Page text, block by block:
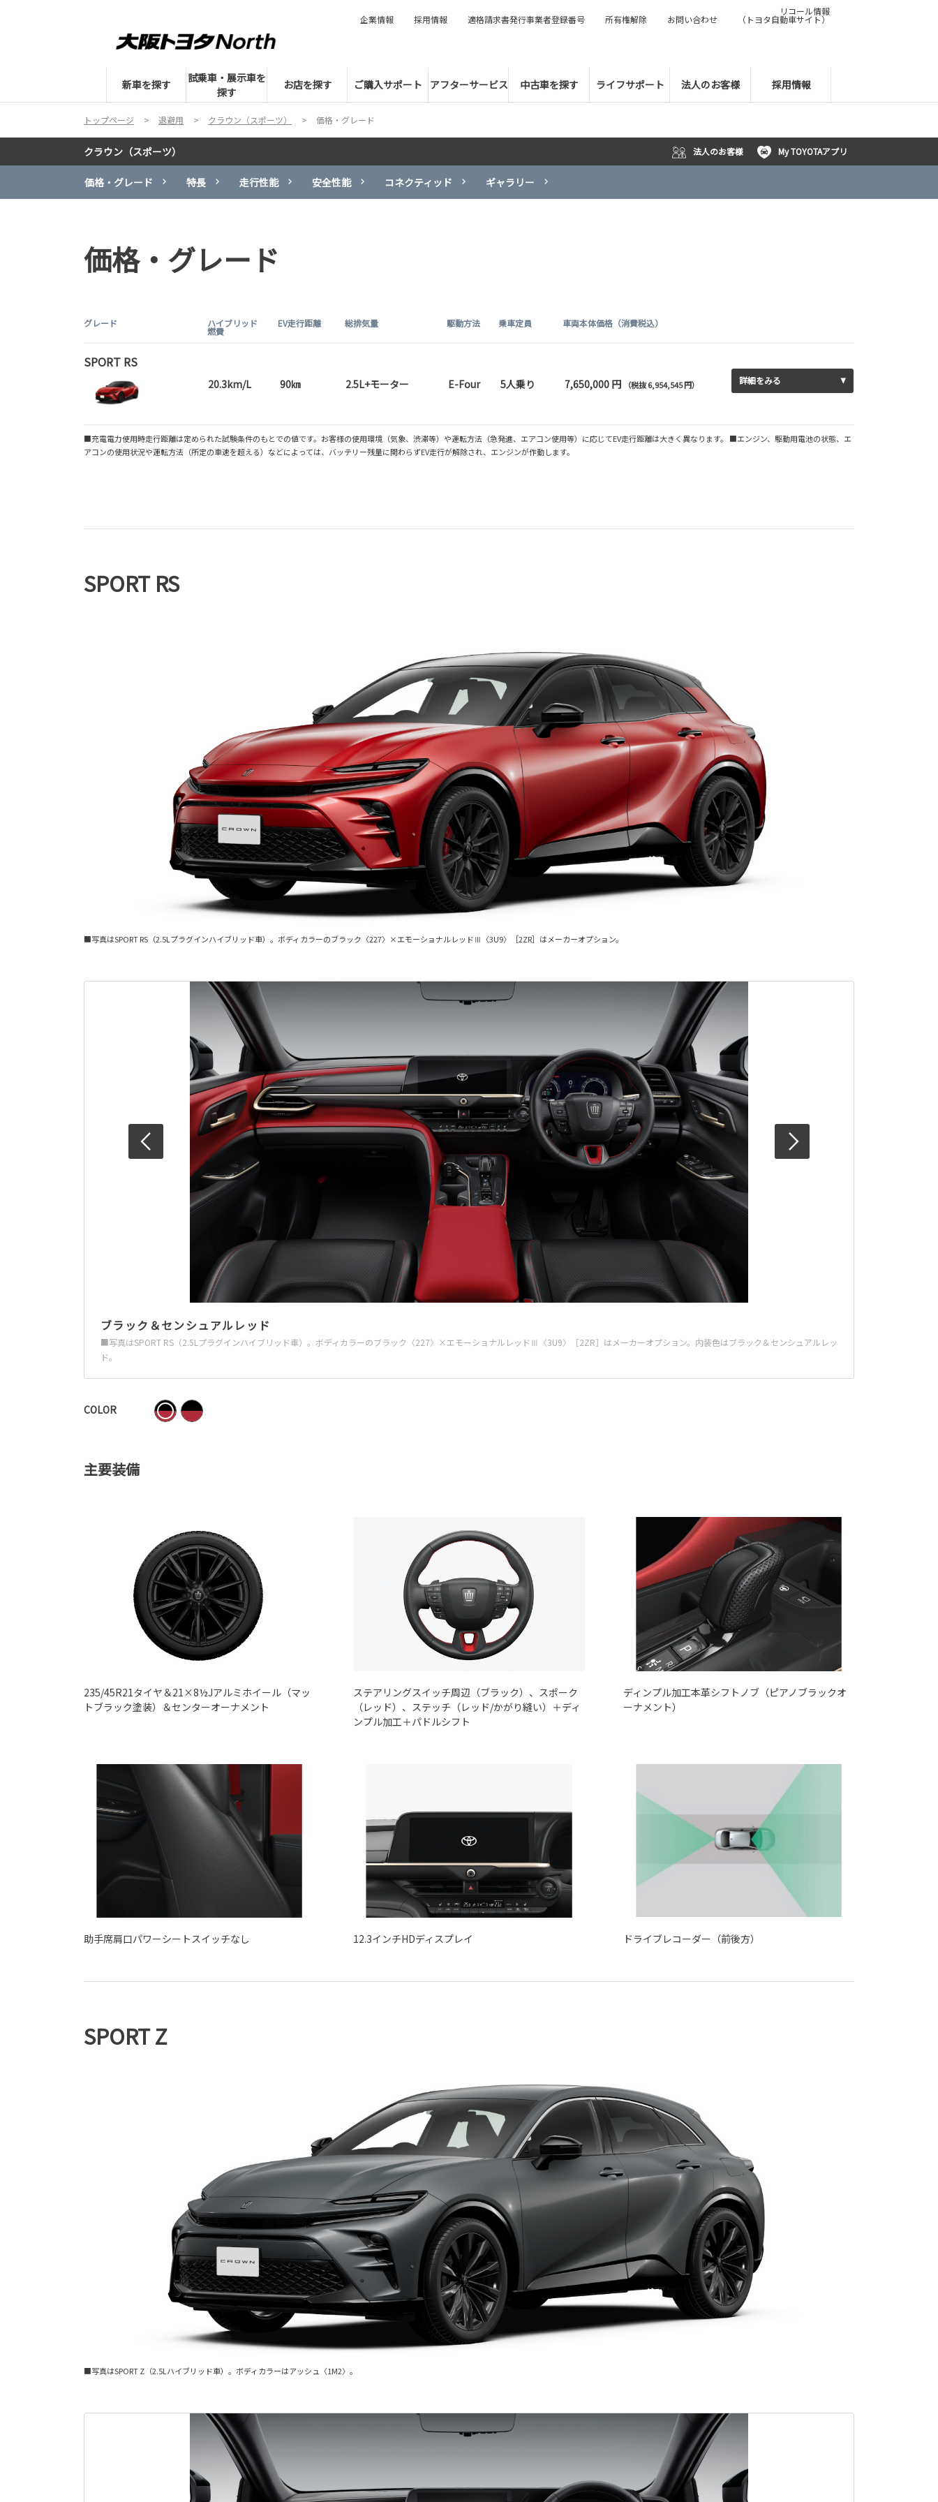
新車を探す
試乗車・展示車を
探す
お店を探す ご購入サポート アフターサービス 中古車を探す ライフサポート 法人のお客様 採用情報
企業情報 採用情報 適格請求書発行事業者登録番号 所有権解除 お問い合わせ
リコール情報
（トヨタ自動車サイト）
トップページ 退避用 クラウン（スポーツ） 価格・グレード
クラウン（スポーツ） 法人のお客様 My TOYOTAアプリ
価格・グレード 特長 走行性能 安全性能 コネクティッド ギャラリー
価格・グレード
グレード ハイブリッド
燃費
EV走行距離 総排気量 駆動方法 乗車定員 車両本体価格（消費税込）
SPORT RS
20.3km/L 90㎞ 2.5L+モーター E-Four 5人乗り 7,650,000 円 （税抜 6,954,545 円） 詳細をみる
■充電電力使用時走行距離は定められた試験条件のもとでの値です。お客様の使用環境（気象、渋滞等）や運転方法（急発進、エアコン使用等）に応じてEV走行距離は大きく異なります。 ■エンジン、駆動用電池の状態、エ
アコンの使用状況や運転方法（所定の車速を超える）などによっては、バッテリー残量に関わらずEV走行が解除され、エンジンが作動します。
SPORT RS
■写真はSPORT RS（2.5Lプラグインハイブリッド車）。ボディカラーのブラック〈227〉×エモーショナルレッドⅢ〈3U9〉［2ZR］はメーカーオプション。
ブラック＆センシュアルレッド
■写真はSPORT RS（2.5Lプラグインハイブリッド車）。ボディカラーのブラック〈227〉×エモーショナルレッドⅢ〈3U9〉［2ZR］はメーカーオプション。内装色はブラック＆センシュアルレッ
ド。
COLOR
主要装備
235/45R21タイヤ＆21×8½Jアルミホイール（マッ
トブラック塗装）＆センターオーナメント
ステアリングスイッチ周辺（ブラック）、スポーク
（レッド）、ステッチ（レッド/かがり縫い）＋ディ
ンプル加工＋パドルシフト
ディンプル加工本革シフトノブ（ピアノブラックオ
ーナメント）
助手席肩口パワーシートスイッチなし 12.3インチHDディスプレイ ドライブレコーダー（前後方）
SPORT Z
■写真はSPORT Z（2.5Lハイブリッド車）。ボディカラーはアッシュ〈1M2〉。